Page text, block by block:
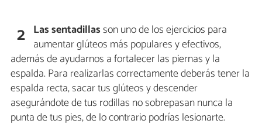
2 Las sentadillasson uno de los ejercicios para
aumentar glúteos más populares y efectivos,
además de ayudarnos a fortalecer las piernas y la
espalda. Para realizarlas correctamente deberás tener la
espalda recta, sacar tus glúteos y descender
asegurándote de tus rodillas no sobrepasan nunca la
punta de tus pies, de lo contrario podrías lesionarte.